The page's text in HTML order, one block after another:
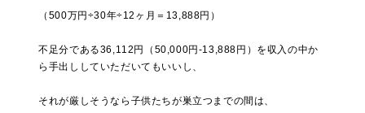
（500万円÷30年÷12ヶ月＝13,888円）
不足分である36,112円（50,000円-13,888円）を収入の中か
ら手出ししていただいてもいいし、
それが厳しそうなら子供たちが巣立つまでの間は、